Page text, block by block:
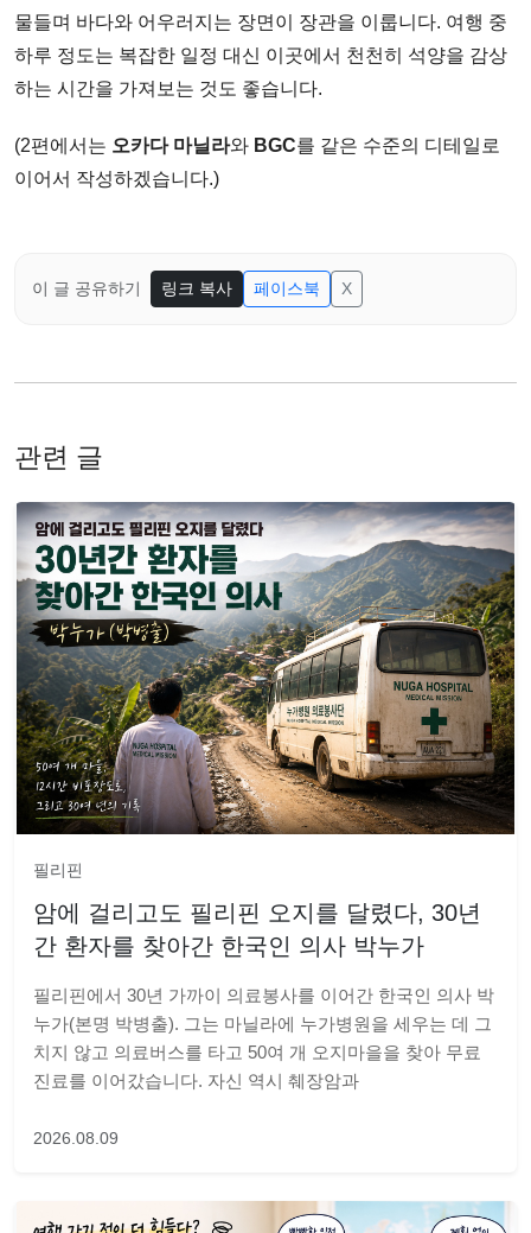
물들며 바다와 어우러지는 장면이 장관을 이룹니다. 여행 중
하루 정도는 복잡한 일정 대신 이곳에서 천천히 석양을 감상
하는 시간을 가져보는 것도 좋습니다.
(2편에서는 오카다 마닐라와 BGC를 같은 수준의 디테일로
이어서 작성하겠습니다.)
이 글 공유하기 링크 복사 페이스북 X
관련 글
필리핀
암에 걸리고도 필리핀 오지를 달렸다, 30년
간 환자를 찾아간 한국인 의사 박누가
필리핀에서 30년 가까이 의료봉사를 이어간 한국인 의사 박
누가(본명 박병출). 그는 마닐라에 누가병원을 세우는 데 그
치지 않고 의료버스를 타고 50여 개 오지마을을 찾아 무료
진료를 이어갔습니다. 자신 역시 췌장암과
2026.08.09